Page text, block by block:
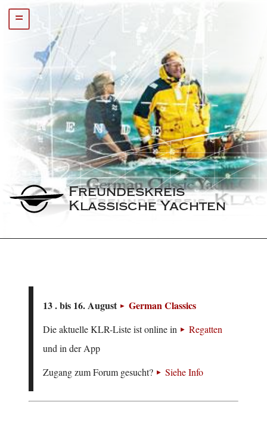
=
Freundeskreis
Klassische Yachten
13 . bis 16. August German Classics
Die aktuelle KLR-Liste ist online in
Regatten
und in der App
Zugang zum Forum gesucht?
Siehe Info